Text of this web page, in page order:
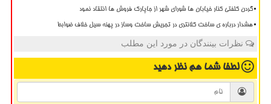
گردن کلفتی کنار خیابان ها شورای شهر از جاپارک فروش ها انتقاد نمود
هشدار درباره ی ساخت کلانتری در تجریش ساخت وساز در پهنه سیل خلاف ضوابط
نظرات بینندگان در مورد این مطلب
لطفا شما همنظر دهید